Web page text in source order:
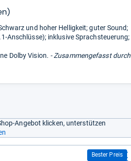
und hoher Helligkeit; guter Sound;
Anschlüsse); inklusive Sprachsteuerung;
Dolby Vision. - Zusammengefasst durch
Angebot klicken, unterstützen
Bester Preis
1.399,00 €